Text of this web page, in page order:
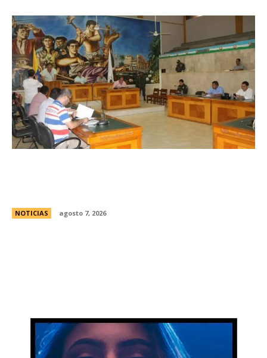
NOTICIAS agosto 7, 2026